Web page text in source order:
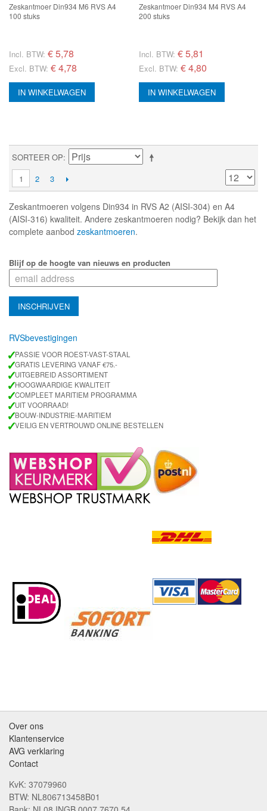
Zeskantmoer Din934 M6 RVS A4
100 stuks
Incl. BTW: €5,78
Excl. BTW: € 4,78
IN WINKELWAGEN
Zeskantmoer Din934 M4 RVS A4
200 stuks
Incl. BTW: €5,81
Excl. BTW: € 4,80
IN WINKELWAGEN
SORTEER OP
1
2 3
Zeskantmoeren volgens Din934 in RVS A2 (AISI-304) en A4
(AISI-316) kwaliteit. Andere zeskantmoeren nodig? Bekijk dan het
complete aanbod zeskantmoeren.
Blijf op de hoogte van nieuws en producten
RVSbevestigingen
✓PASSIE VOOR ROEST-VAST-STAAL
✓GRATIS LEVERING VANAF €75.-
✓UITGEBREID ASSORTIMENT
✓HOOGWAARDIGE KWALITEIT
✓COMPLEET MARITIEM PROGRAMMA
✓UIT VOORRAAD!
✓BOUW-INDUSTRIE-MARITIEM
✓VEILIG EN VERTROUWD ONLINE BESTELLEN
Over ons
Klantenservice
AVG verklaring
Contact
KvK: 37079960
BTW: NL806713458B01